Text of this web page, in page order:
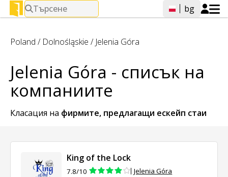
Търсене bg
Poland / Dolnośląskie / Jelenia Góra
Jelenia Góra - списък на
компаниите
Класация на фирмите, предлагащи ескейп стаи
King of the Lock
7.8/10 Jelenia Góra